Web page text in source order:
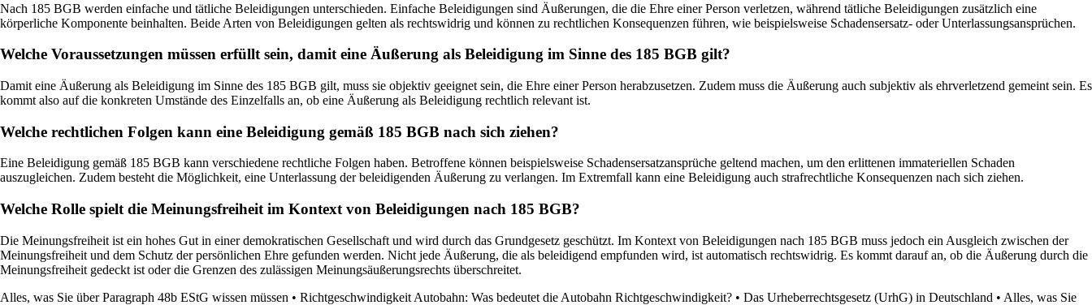
Nach 185 BGB werden einfache und tätliche Beleidigungen unterschieden. Einfache Beleidigungen sind Äußerungen, die die Ehre einer Person verletzen, während tätliche Beleidigungen zusätzlich eine
körperliche Komponente beinhalten. Beide Arten von Beleidigungen gelten als rechtswidrig und können zu rechtlichen Konsequenzen führen, wie beispielsweise Schadensersatz- oder Unterlassungsansprüchen.
Welche Voraussetzungen müssen erfüllt sein, damit eine Äußerung als Beleidigung im Sinne des 185 BGB gilt?
Damit eine Äußerung als Beleidigung im Sinne des 185 BGB gilt, muss sie objektiv geeignet sein, die Ehre einer Person herabzusetzen. Zudem muss die Äußerung auch subjektiv als ehrverletzend gemeint sein. Es
kommt also auf die konkreten Umstände des Einzelfalls an, ob eine Äußerung als Beleidigung rechtlich relevant ist.
Welche rechtlichen Folgen kann eine Beleidigung gemäß 185 BGB nach sich ziehen?
Eine Beleidigung gemäß 185 BGB kann verschiedene rechtliche Folgen haben. Betroffene können beispielsweise Schadensersatzansprüche geltend machen, um den erlittenen immateriellen Schaden
auszugleichen. Zudem besteht die Möglichkeit, eine Unterlassung der beleidigenden Äußerung zu verlangen. Im Extremfall kann eine Beleidigung auch strafrechtliche Konsequenzen nach sich ziehen.
Welche Rolle spielt die Meinungsfreiheit im Kontext von Beleidigungen nach 185 BGB?
Die Meinungsfreiheit ist ein hohes Gut in einer demokratischen Gesellschaft und wird durch das Grundgesetz geschützt. Im Kontext von Beleidigungen nach 185 BGB muss jedoch ein Ausgleich zwischen der
Meinungsfreiheit und dem Schutz der persönlichen Ehre gefunden werden. Nicht jede Äußerung, die als beleidigend empfunden wird, ist automatisch rechtswidrig. Es kommt darauf an, ob die Äußerung durch die
Meinungsfreiheit gedeckt ist oder die Grenzen des zulässigen Meinungsäußerungsrechts überschreitet.
Alles, was Sie über Paragraph 48b EStG wissen müssen • Richtgeschwindigkeit Autobahn: Was bedeutet die Autobahn Richtgeschwindigkeit? • Das Urheberrechtsgesetz (UrhG) in Deutschland • Alles, was Sie